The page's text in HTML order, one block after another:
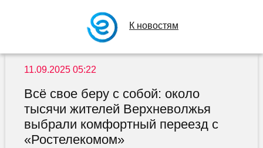
К новостям
11.09.2025 05:22
Всё свое беру с собой: около
тысячи жителей Верхневолжья
выбрали комфортный переезд с
«Ростелекомом»